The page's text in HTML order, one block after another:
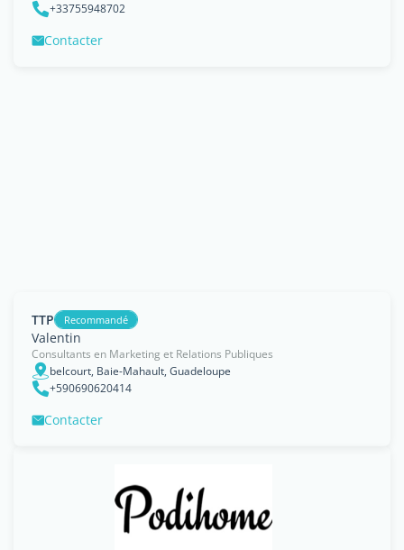
+33755948702
Contacter
TTP Recommandé
Valentin
Consultants en Marketing et Relations Publiques
belcourt, Baie-Mahault, Guadeloupe
+590690620414
Contacter